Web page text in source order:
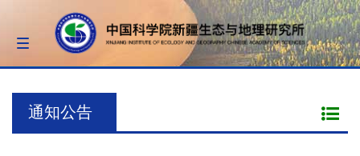
Toggle
navigation
通知公告